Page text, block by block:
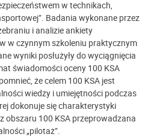
w technikach,
Badania wykonane przez
i analizie ankiety
w czynnym szkoleniu praktycznym
wyniki posłużyły do wyciągnięcia
świadomości oceny 100 KSA
że celem 100 KSA jest
wiedzy i umiejętności podczas
dokonuje się charakterystyki
obszaru 100 KSA przeprowadzana
„pilotaż”.